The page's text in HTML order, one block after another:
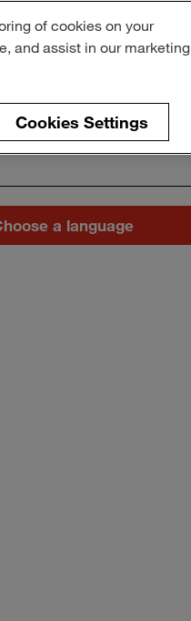
of cookies on your
and assist in our marketing
Cookies Settings